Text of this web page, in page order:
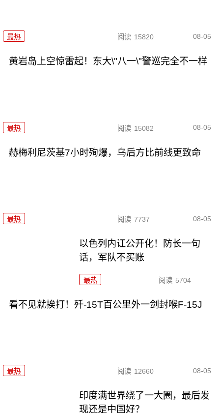
最热 阅读 15820 08-05
黄岩岛上空惊雷起！东大\"八一\"警巡完全不一样
最热 阅读 15082 08-05
赫梅利尼茨基7小时殉爆，乌后方比前线更致命
最热 阅读 7737 08-05
以色列内讧公开化！防长一句
话，军队不买账
最热 阅读 5704
看不见就挨打！歼-15T百公里外一剑封喉F-15J
最热 阅读 12660 08-05
印度满世界绕了一大圈，最后发
现还是中国好？